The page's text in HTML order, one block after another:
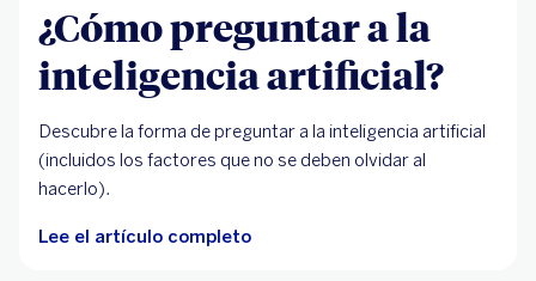
¿Cómo preguntar a la
inteligencia artificial?
Descubre la forma de preguntar a la inteligencia artificial
(incluidos los factores que no se deben olvidar al
hacerlo).
Lee el artículo completo